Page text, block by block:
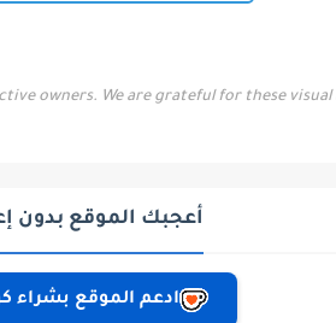
owners. We are grateful for these
أعجبك الموقع بدون
ادعم الموقع بشراء